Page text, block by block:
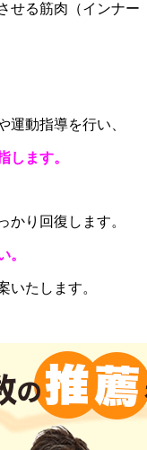
せる筋肉（インナー
運動指導を行い、
します。
かり回復します。
。
いたします。